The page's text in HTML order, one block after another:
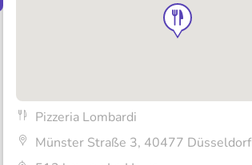
Pizzeria Lombardi
Münster Straße 3, 40477 Düsseldorf